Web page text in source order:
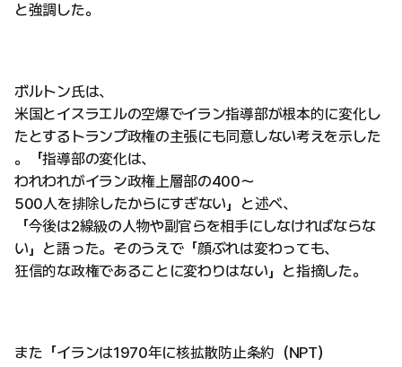
と強調した。
ボルトン氏は、
米国とイスラエルの空爆でイラン指導部が根本的に変化し
たとするトランプ政権の主張にも同意しない考えを示した
。「指導部の変化は、
われわれがイラン政権上層部の400〜
500人を排除したからにすぎない」と述べ、
「今後は2線級の人物や副官らを相手にしなければならな
い」と語った。そのうえで「顔ぶれは変わっても、
狂信的な政権であることに変わりはない」と指摘した。
また「イランは1970年に核拡散防止条約（NPT）